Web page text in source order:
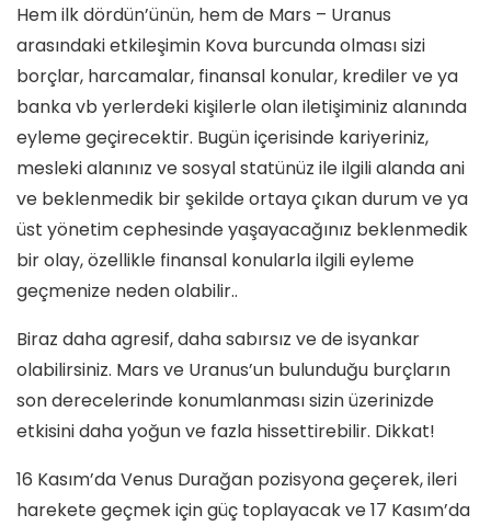
Hem ilk dördün’ünün, hem de Mars – Uranus
arasındaki etkileşimin Kova burcunda olması sizi
borçlar, harcamalar, finansal konular, krediler ve ya
banka vb yerlerdeki kişilerle olan iletişiminiz alanında
eyleme geçirecektir. Bugün içerisinde kariyeriniz,
mesleki alanınız ve sosyal statünüz ile ilgili alanda ani
ve beklenmedik bir şekilde ortaya çıkan durum ve ya
üst yönetim cephesinde yaşayacağınız beklenmedik
bir olay, özellikle finansal konularla ilgili eyleme
geçmenize neden olabilir..
Biraz daha agresif, daha sabırsız ve de isyankar
olabilirsiniz. Mars ve Uranus’un bulunduğu burçların
son derecelerinde konumlanması sizin üzerinizde
etkisini daha yoğun ve fazla hissettirebilir. Dikkat!
16 Kasım’da Venus Durağan pozisyona geçerek, ileri
harekete geçmek için güç toplayacak ve 17 Kasım’da